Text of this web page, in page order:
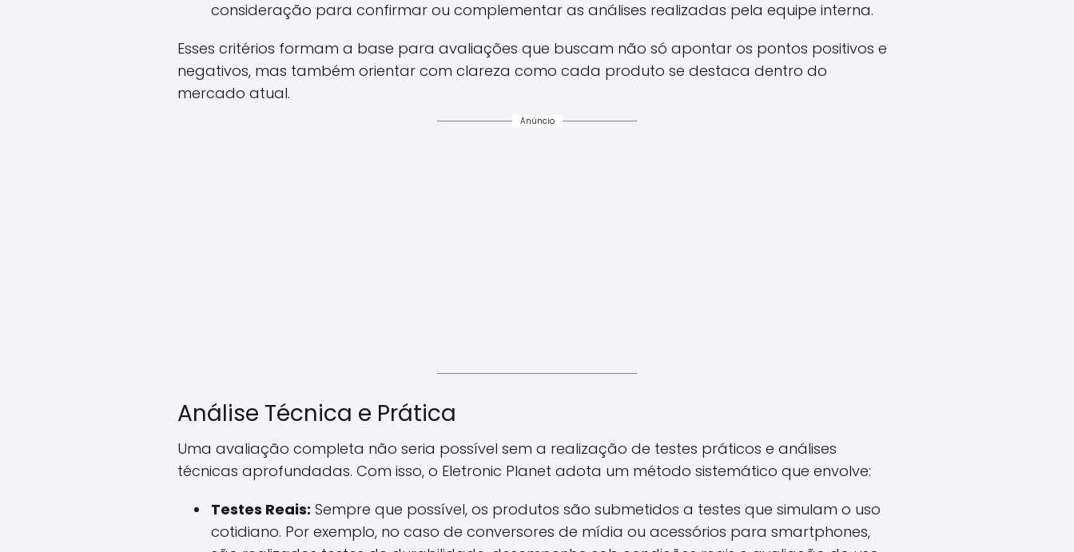
consideração para confirmar ou complementar as análises realizadas pela equipe interna.
Esses critérios formam a base para avaliações que buscam não só apontar os pontos positivos e
negativos, mas também orientar com clareza como cada produto se destaca dentro do
mercado atual.
Anúncio
Análise Técnica e Prática
Uma avaliação completa não seria possível sem a realização de testes práticos e análises
técnicas aprofundadas. Com isso, o Eletronic Planet adota um método sistemático que envolve:
Testes Reais: Sempre que possível, os produtos são submetidos a testes que simulam o uso
cotidiano. Por exemplo, no caso de conversores de mídia ou acessórios para smartphones,